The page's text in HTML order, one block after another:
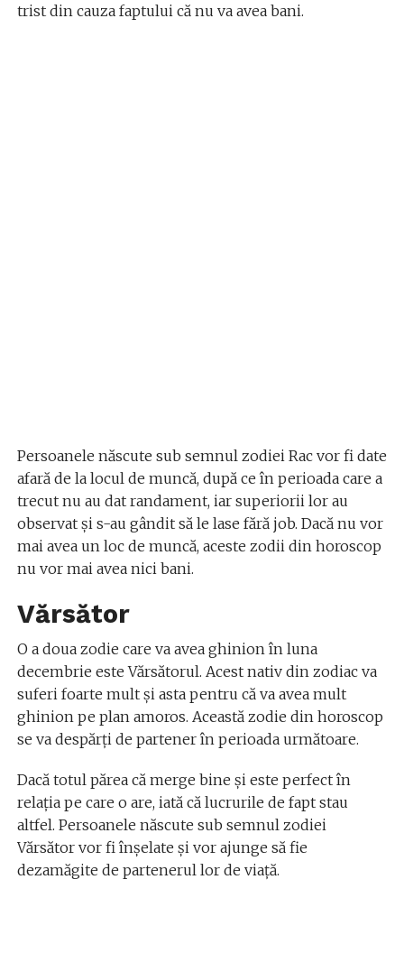
trist din cauza faptului că nu va avea bani.
Persoanele născute sub semnul zodiei Rac vor fi date
afară de la locul de muncă, după ce în perioada care a
trecut nu au dat randament, iar superiorii lor au
observat și s-au gândit să le lase fără job. Dacă nu vor
mai avea un loc de muncă, aceste zodii din horoscop
nu vor mai avea nici bani.
Vărsător
O a doua zodie care va avea ghinion în luna
decembrie este Vărsătorul. Acest nativ din zodiac va
suferi foarte mult și asta pentru că va avea mult
ghinion pe plan amoros. Această zodie din horoscop
se va despărți de partener în perioada următoare.
Dacă totul părea că merge bine și este perfect în
relația pe care o are, iată că lucrurile de fapt stau
altfel. Persoanele născute sub semnul zodiei
Vărsător vor fi înșelate și vor ajunge să fie
dezamăgite de partenerul lor de viață.